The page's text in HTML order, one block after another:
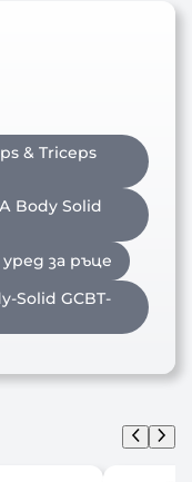
& Triceps
Solid
за ръце
GCBT-